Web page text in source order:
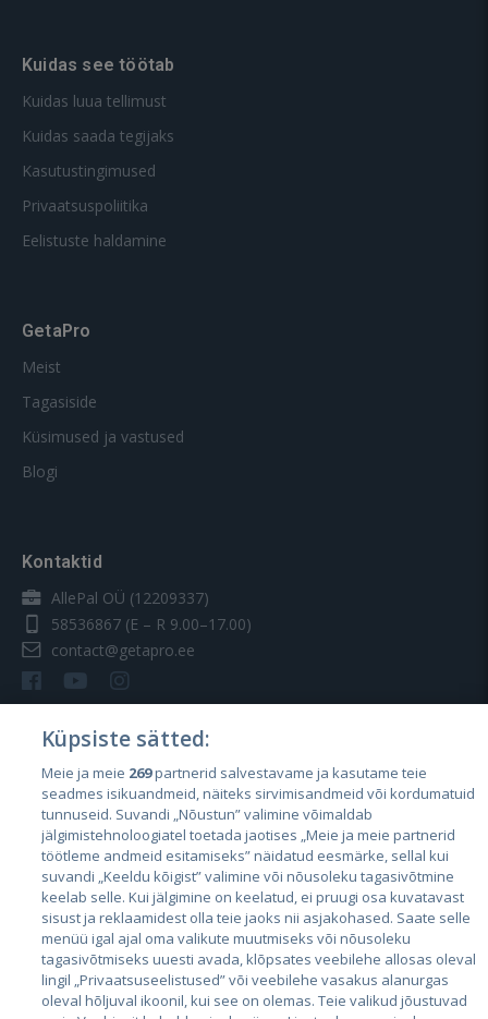
Kuidas see töötab
Kuidas luua tellimust
Kuidas saada tegijaks
Kasutustingimused
Privaatsuspoliitika
Eelistuste haldamine
GetaPro
Meist
Tagasiside
Küsimused ja vastused
Blogi
Kontaktid
AllePal OÜ (12209337)
58536867 (E – R 9.00–17.00)
contact@getapro.ee
Riigid
Eesti
Läti
Leedu
Küpsiste sätted:
Meie ja meie 269partnerid salvestavame ja kasutame teie
seadmes isikuandmeid, näiteks sirvimisandmeid või kordumatuid
tunnuseid. Suvandi „Nõustun” valimine võimaldab
jälgimistehnoloogiatel toetada jaotises „Meie ja meie partnerid
töötleme andmeid esitamiseks” näidatud eesmärke, sellal kui
suvandi „Keeldu kõigist” valimine või nõusoleku tagasivõtmine
keelab selle. Kui jälgimine on keelatud, ei pruugi osa kuvatavast
sisust ja reklaamidest olla teie jaoks nii asjakohased. Saate selle
menüü igal ajal oma valikute muutmiseks või nõusoleku
tagasivõtmiseks uuesti avada, klõpsates veebilehe allosas oleval
lingil „Privaatsuseelistused” või veebilehe vasakus alanurgas
oleval hõljuval ikoonil, kui see on olemas. Teie valikud jõustuvad